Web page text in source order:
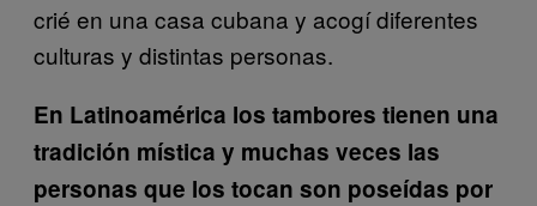
crié en una casa cubana y acogí diferentes
culturas y distintas personas.
En Latinoamérica los tambores tienen una
tradición mística y muchas veces las
personas que los tocan son poseídas por